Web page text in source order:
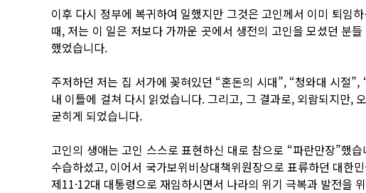
이후 다시 정부에 복귀하여 일했지만 그것은 고인께서 이미 퇴임
때, 저는 이 일은 저보다 가까운 곳에서 생전의 고인을 모셨던 분
했었습니다.
주저하던 저는 집 서가에 꽂혀있던 “혼돈의 시대”, “청와대 시절
내 이틀에 걸쳐 다시 읽었습니다. 그리고, 그 결과로, 외람되지만,
굳히게 되었습니다.
고인의 생애는 고인 스스로 표현하신 대로 참으로 “파란만장”했
수습하셨고, 이어서 국가보위비상대책위원장으로 표류하던 대한
제11·12대 대통령으로 재임하시면서 나라의 위기 극복과 발전을